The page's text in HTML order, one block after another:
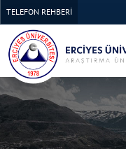
TELEFON REHBERİ